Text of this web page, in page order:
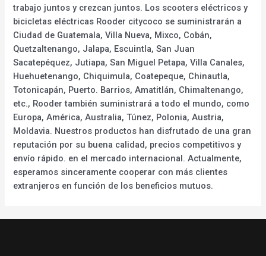
trabajo juntos y crezcan juntos. Los scooters eléctricos y
bicicletas eléctricas Rooder citycoco se suministrarán a
Ciudad de Guatemala, Villa Nueva, Mixco, Cobán,
Quetzaltenango, Jalapa, Escuintla, San Juan
Sacatepéquez, Jutiapa, San Miguel Petapa, Villa Canales,
Huehuetenango, Chiquimula, Coatepeque, Chinautla,
Totonicapán, Puerto. Barrios, Amatitlán, Chimaltenango,
etc., Rooder también suministrará a todo el mundo, como
Europa, América, Australia, Túnez, Polonia, Austria,
Moldavia. Nuestros productos han disfrutado de una gran
reputación por su buena calidad, precios competitivos y
envío rápido. en el mercado internacional. Actualmente,
esperamos sinceramente cooperar con más clientes
extranjeros en función de los beneficios mutuos.